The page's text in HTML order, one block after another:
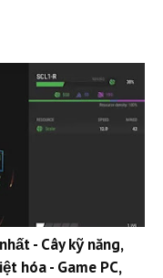
- Cây kỹ năng,
hóa - Game PC,